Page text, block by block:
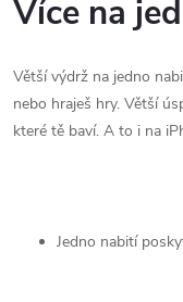
Více na
Větší výdrž na jedno
nebo hraješ hry. Větší
které tě baví. A to i na
Jedno nabití